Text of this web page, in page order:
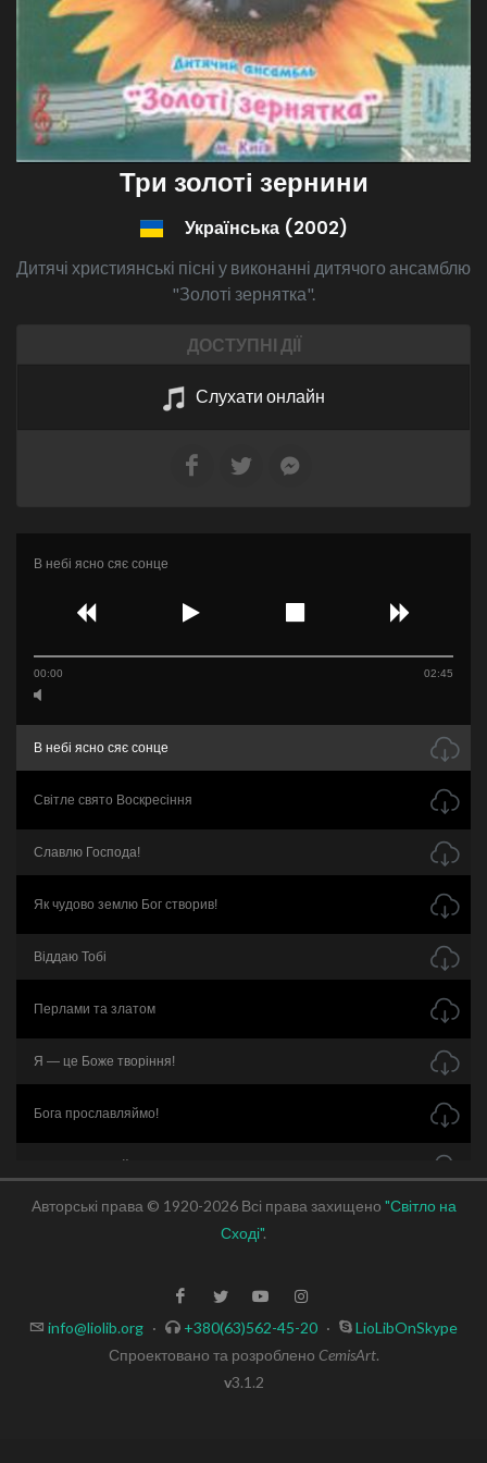
Три золоті зернини
Українська (2002)
Дитячі християнські пісні у виконанні дитячого ансамблю
"Золоті зернятка".
ДОСТУПНІ ДІЇ
Слухати онлайн
В небі ясно сяє сонце
00:00 02:45
В небі ясно сяє сонце
Світле свято Воскресіння
Славлю Господа!
Як чудово землю Бог створив!
Віддаю Тобі
Перлами та златом
Я — це Боже творіння!
Бога прославляймо!
Спи, Ісусе, спи!
В серце моє ввійди!
Авторські права © 1920-2026 Всі права захищено "Світло на
Сході".
info@liolib.org · +380(63)562-45-20 ·
LioLibOnSkype
Спроектовано та розроблено CemisArt.
v3.1.2